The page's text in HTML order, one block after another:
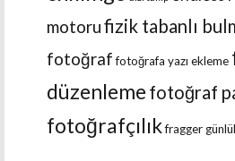
motorufizik tabanlı
fotoğraf fotoğrafa yazı ekleme
düzenleme fotoğraf
fotoğrafçılıkfragger